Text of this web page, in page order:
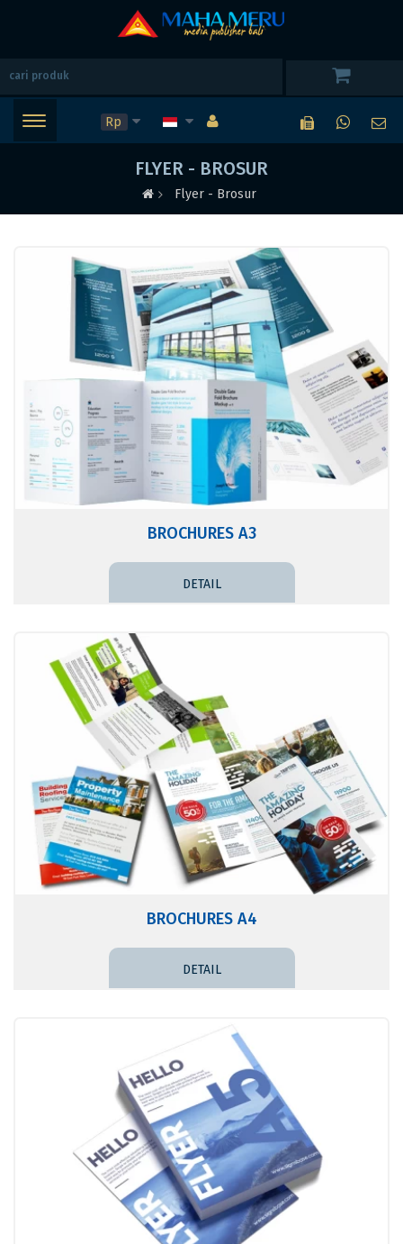
Rp
FLYER - BROSUR
Flyer - Brosur
BROCHURES A3
BROCHURES A4